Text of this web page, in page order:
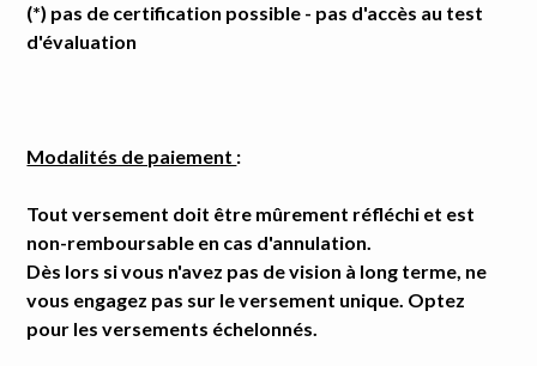
(*) pas de certification possible - pas d'accès au test
d'évaluation
Modalités de paiement :
Tout versement doit être mûrement réfléchi et est
non-remboursable en cas d'annulation.
Dès lors si vous n'avez pas de vision à long terme, ne
vous engagez pas sur le versement unique. Optez
pour les versements échelonnés.